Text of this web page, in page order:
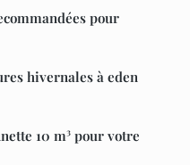
pour
hivernales à eden
10 m³ pour votre